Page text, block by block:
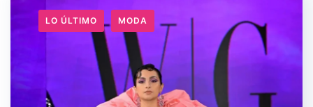
LO ÚLTIMO MODA